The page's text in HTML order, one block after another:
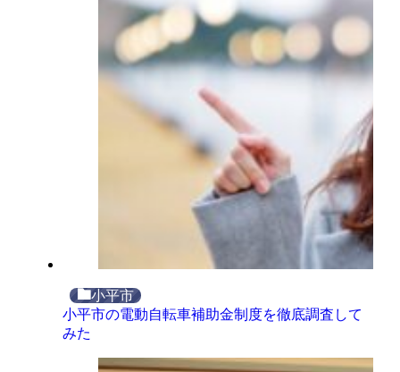
小平市
小平市の電動自転車補助金制度を徹底調査して
みた